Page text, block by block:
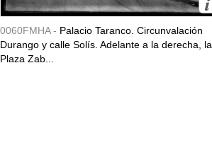
0060FMHA - Palacio Taranco. Circunvalación
Durango y calle Solís. Adelante a la derecha, la
Plaza Zab...